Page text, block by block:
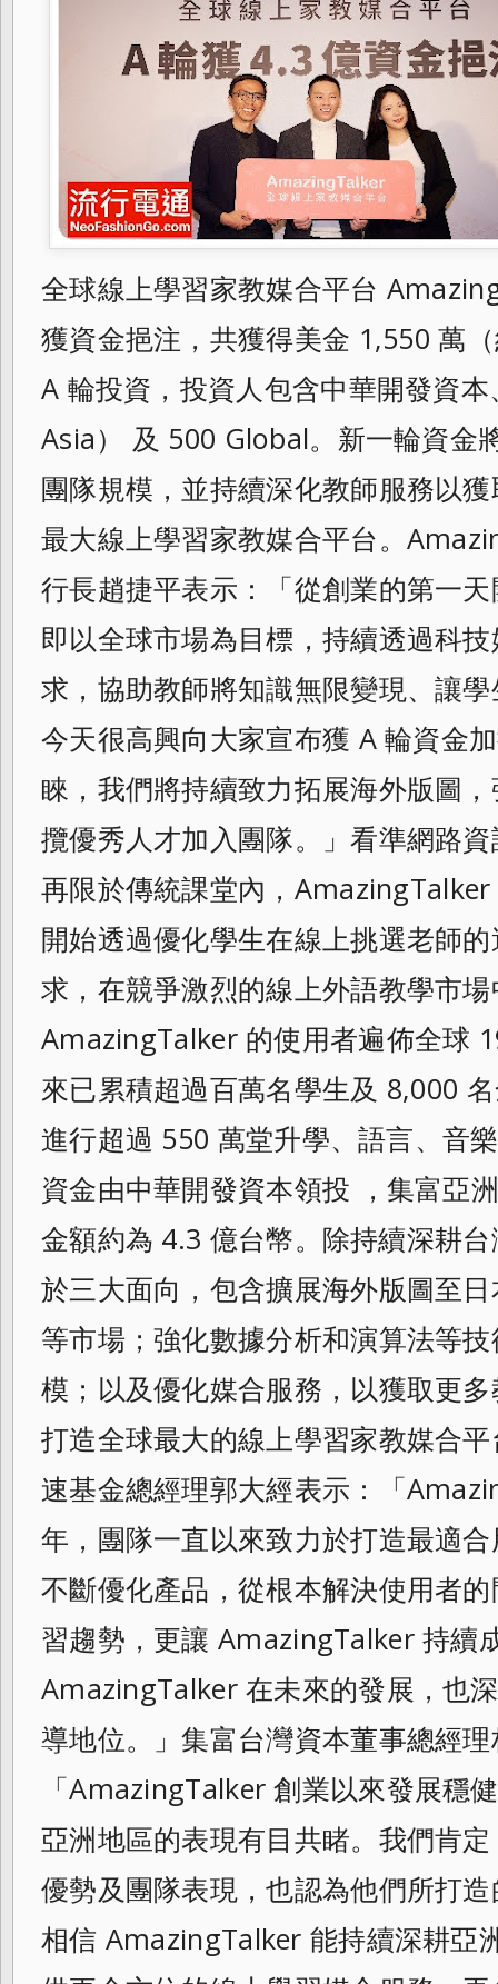
全球線上學習家教媒合平台
獲資金挹注，共獲得美金 1,550 萬
A 輪投資，投資人包含中華開發資本
Asia） 及 500 Global。新一輪資金
團隊規模，並持續深化教師服務以
最大線上學習家教媒合平台。
行長趙捷平表示：「從創業的第一
即以全球市場為目標，持續透過科
求，協助教師將知識無限變現、讓
今天很高興向大家宣布獲 A 輪資金
睞，我們將持續致力拓展海外版圖
攬優秀人才加入團隊。」看準網路
再限於傳統課堂內，
開始透過優化學生在線上挑選老師
求，在競爭激烈的線上外語教學市
AmazingTalker 的使用者遍佈全球
來已累積超過百萬名學生及 8,000
進行超過 550 萬堂升學、語言、音
資金由中華開發資本領投 ，集富亞
金額約為 4.3 億台幣。除持續深耕
於三大面向，包含擴展海外版圖至
等市場；強化數據分析和演算法等
模；以及優化媒合服務，以獲取更
打造全球最大的線上學習家教媒合
速基金總經理郭大經表示：「
年，團隊一直以來致力於打造最適
不斷優化產品，從根本解決使用者
習趨勢，更讓 AmazingTalker 持續
AmazingTalker 在未來的發展，也
導地位。」集富台灣資本董事總經
「AmazingTalker 創業以來發展穩
亞洲地區的表現有目共睹。我們肯
優勢及團隊表現，也認為他們所打
相信 AmazingTalker 能持續深耕亞